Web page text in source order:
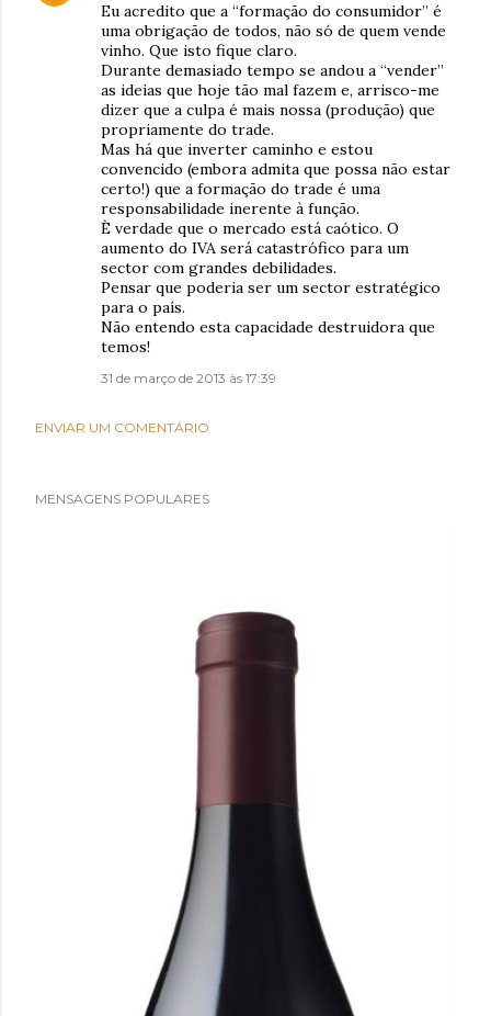
Eu acredito que a “formação do consumidor” é
uma obrigação de todos, não só de quem vende
vinho. Que isto fique claro.
Durante demasiado tempo se andou a “vender”
as ideias que hoje tão mal fazem e, arrisco-me
dizer que a culpa é mais nossa (produção) que
propriamente do trade.
Mas há que inverter caminho e estou
convencido (embora admita que possa não estar
certo!) que a formação do trade é uma
responsabilidade inerente à função.
È verdade que o mercado está caótico. O
aumento do IVA será catastrófico para um
sector com grandes debilidades.
Pensar que poderia ser um sector estratégico
para o país.
Não entendo esta capacidade destruidora que
temos!
31 de março de 2013 às 17:39
ENVIAR UM COMENTÁRIO
MENSAGENS POPULARES